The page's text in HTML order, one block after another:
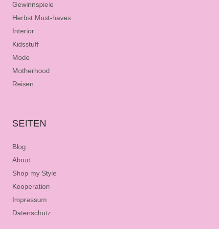
Gewinnspiele
Herbst Must-haves
Interior
Kidsstuff
Mode
Motherhood
Reisen
SEITEN
Blog
About
Shop my Style
Kooperation
Impressum
Datenschutz